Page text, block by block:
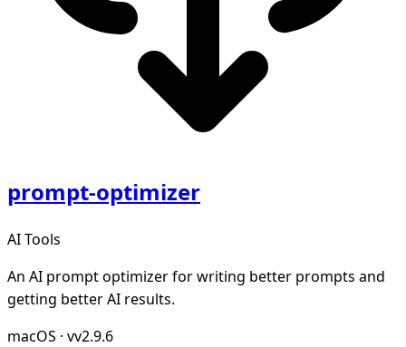
prompt-optimizer
AI Tools
An AI prompt optimizer for writing better prompts and
getting better AI results.
macOS · vv2.9.6